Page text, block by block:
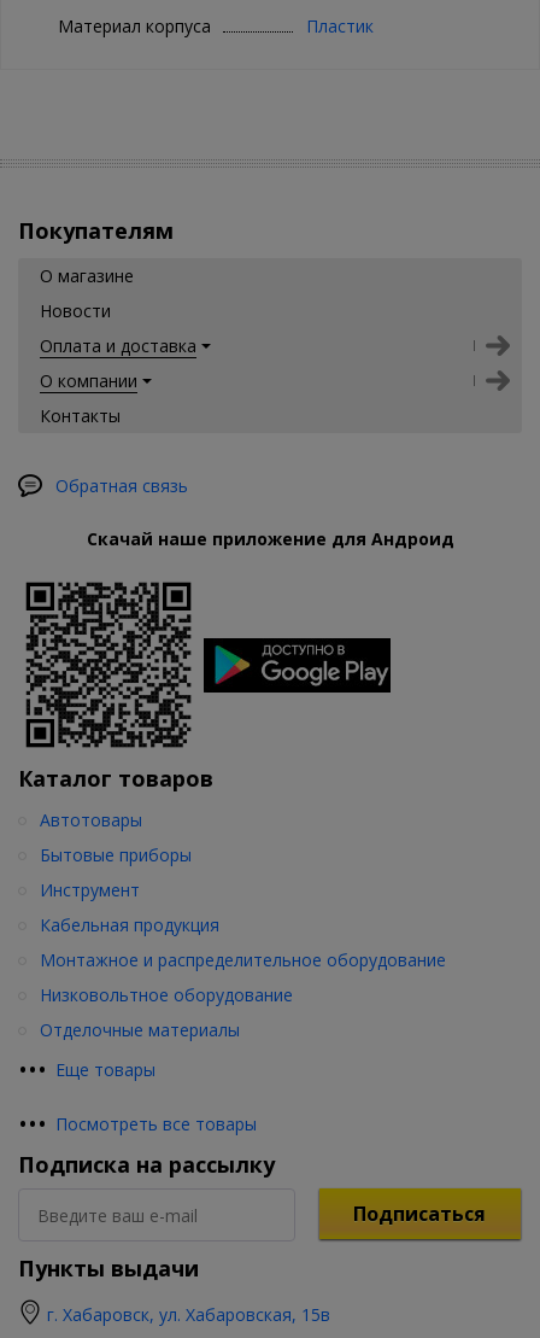
Материал корпуса Пластик
Покупателям
О магазине
Новости
Оплата и доставка
О компании
Контакты
Обратная связь
Скачай наше приложение для Андроид
Каталог товаров
••• Еще товары
Автотовары
Бытовые приборы
Инструмент
Кабельная продукция
Монтажное и распределительное оборудование
Низковольтное оборудование
Отделочные материалы
••• Посмотреть все товары
Подписка на рассылку
Подписаться
Пункты выдачи
г. Хабаровск, ул. Хабаровская, 15в